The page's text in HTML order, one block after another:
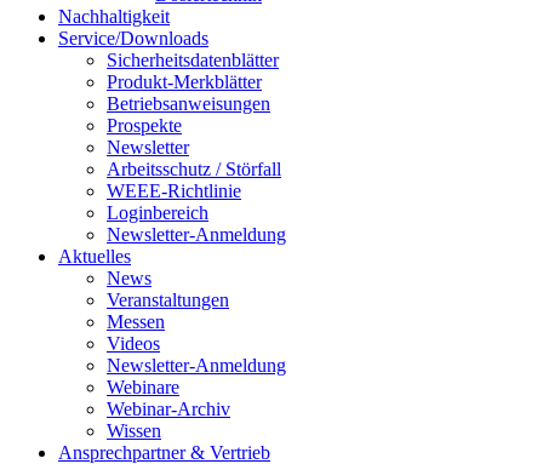
Nachhaltigkeit
Service/Downloads
Sicherheitsdatenblätter
Produkt-Merkblätter
Betriebsanweisungen
Prospekte
Newsletter
Arbeitsschutz / Störfall
WEEE-Richtlinie
Loginbereich
Newsletter-Anmeldung
Aktuelles
News
Veranstaltungen
Messen
Videos
Newsletter-Anmeldung
Webinare
Webinar-Archiv
Wissen
Ansprechpartner & Vertrieb